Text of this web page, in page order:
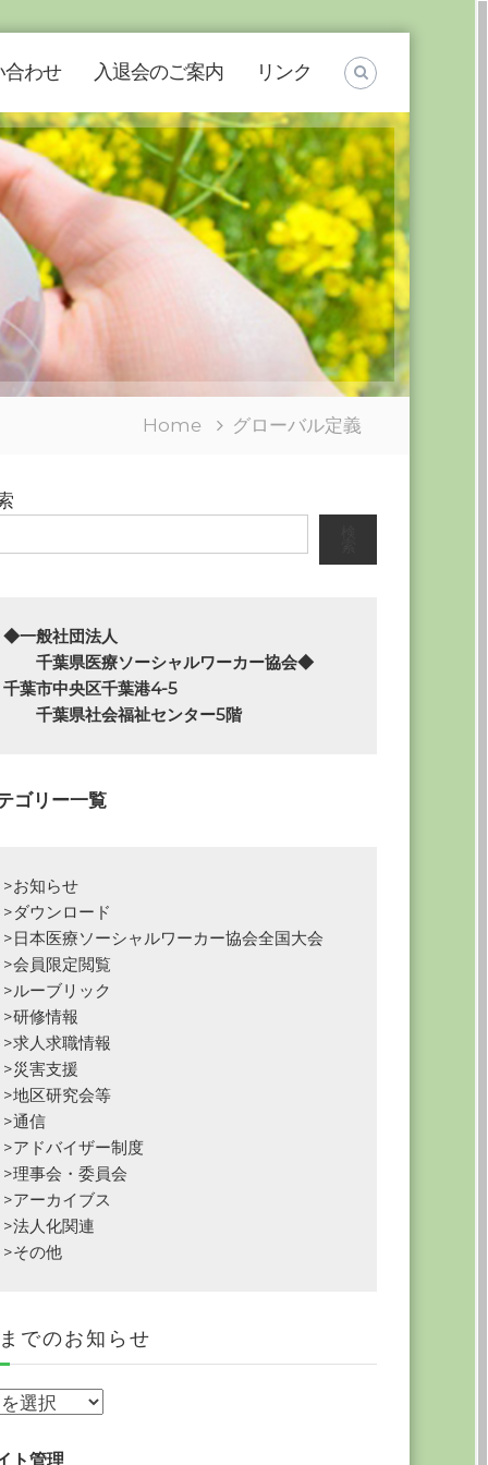
合わせ 入退会のご案内 リンク
Home グローバル定義
◆一般社団法人
千葉県医療ソーシャルワーカー協会◆
千葉市中央区千葉港4-5
千葉県社会福祉センター5階
ゴリー一覧
>お知らせ
>ダウンロード
>日本医療ソーシャルワーカー協会全国大会
>会員限定閲覧
>ルーブリック
>研修情報
>求人求職情報
>災害支援
>地区研究会等
>通信
>アドバイザー制度
>理事会・委員会
>アーカイブス
>法人化関連
>その他
でのお知らせ
ト管理